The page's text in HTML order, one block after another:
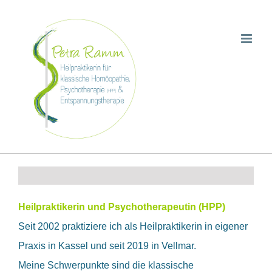
springen
Heilpraktikerin und Psychotherapeutin (HPP)
Seit 2002 praktiziere ich als Heilpraktikerin in eigener
Praxis in Kassel und seit 2019 in Vellmar.
Meine Schwerpunkte sind die klassische